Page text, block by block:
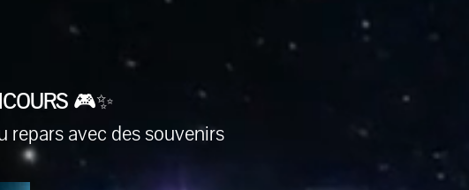
🎮✨
avec des souvenirs